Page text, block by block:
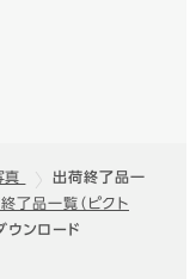
式の簡単操作で写真
からプリント出力ま
る、サーマルフォト
ム。
真
出荷終了品一
了品一覧（ピクト
ウンロード